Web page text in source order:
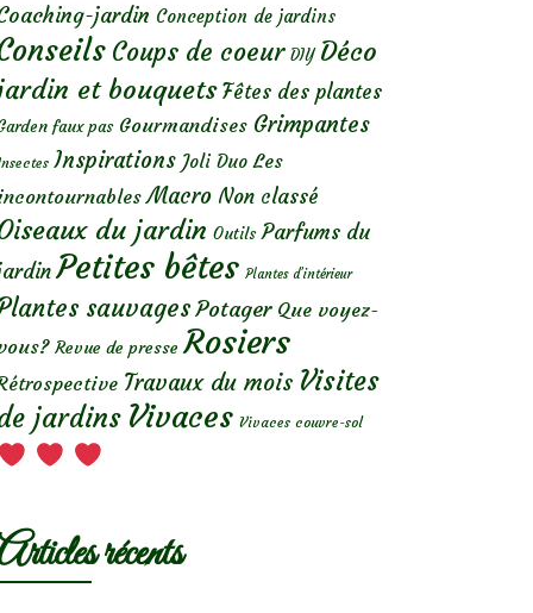
jardin Conception de jardins
Coups de coeur DIY Déco
et bouquets Fêtes des plantes
faux pas Gourmandises Grimpantes
Inspirations Joli Duo Les
Macro Non classé
du jardin Outils Parfums du
Petites bêtes Plantes d’intérieur
sauvages Potager Que voyez-
Revue de presse Rosiers
Travaux du mois Visites
jardins Vivaces Vivaces couvre-sol
récents